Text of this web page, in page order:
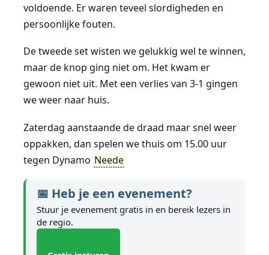
voldoende. Er waren teveel slordigheden en
persoonlijke fouten.
De tweede set wisten we gelukkig wel te winnen,
maar de knop ging niet om. Het kwam er
gewoon niet uit. Met een verlies van 3-1 gingen
we weer naar huis.
Zaterdag aanstaande de draad maar snel weer
oppakken, dan spelen we thuis om 15.00 uur
tegen Dynamo Neede
📅 Heb je een evenement?
Stuur je evenement gratis in en bereik lezers in
de regio.